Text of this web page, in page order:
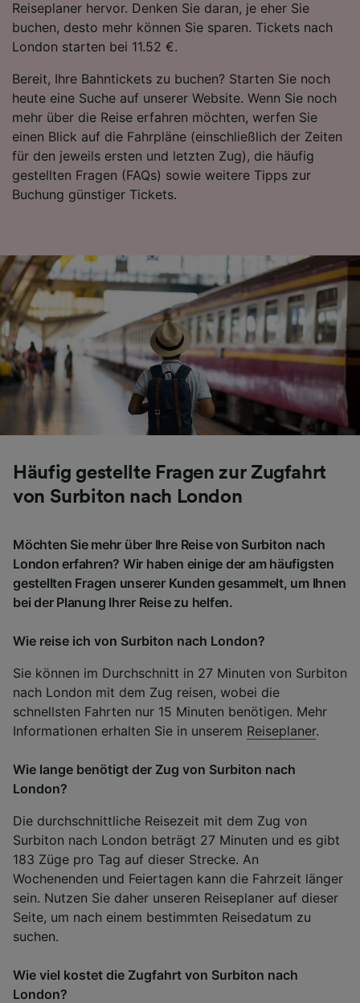
Reiseplaner hervor. Denken Sie daran, je eher Sie
buchen, desto mehr können Sie sparen. Tickets nach
London starten bei 11.52 €.
Bereit, Ihre Bahntickets zu buchen? Starten Sie noch
heute eine Suche auf unserer Website. Wenn Sie noch
mehr über die Reise erfahren möchten, werfen Sie
einen Blick auf die Fahrpläne (einschließlich der Zeiten
für den jeweils ersten und letzten Zug), die häufig
gestellten Fragen (FAQs) sowie weitere Tipps zur
Buchung günstiger Tickets.
Häufig gestellte Fragen zur Zugfahrt
von Surbiton nach London
Möchten Sie mehr über Ihre Reise von Surbiton nach
London erfahren? Wir haben einige der am häufigsten
gestellten Fragen unserer Kunden gesammelt, um Ihnen
bei der Planung Ihrer Reise zu helfen.
Wie reise ich von Surbiton nach London?
Sie können im Durchschnitt in 27 Minuten von Surbiton
nach London mit dem Zug reisen, wobei die
schnellsten Fahrten nur 15 Minuten benötigen. Mehr
Informationen erhalten Sie in unserem Reiseplaner.
Wie lange benötigt der Zug von Surbiton nach
London?
Die durchschnittliche Reisezeit mit dem Zug von
Surbiton nach London beträgt 27 Minuten und es gibt
183 Züge pro Tag auf dieser Strecke. An
Wochenenden und Feiertagen kann die Fahrzeit länger
sein. Nutzen Sie daher unseren Reiseplaner auf dieser
Seite, um nach einem bestimmten Reisedatum zu
suchen.
Wie viel kostet die Zugfahrt von Surbiton nach
London?